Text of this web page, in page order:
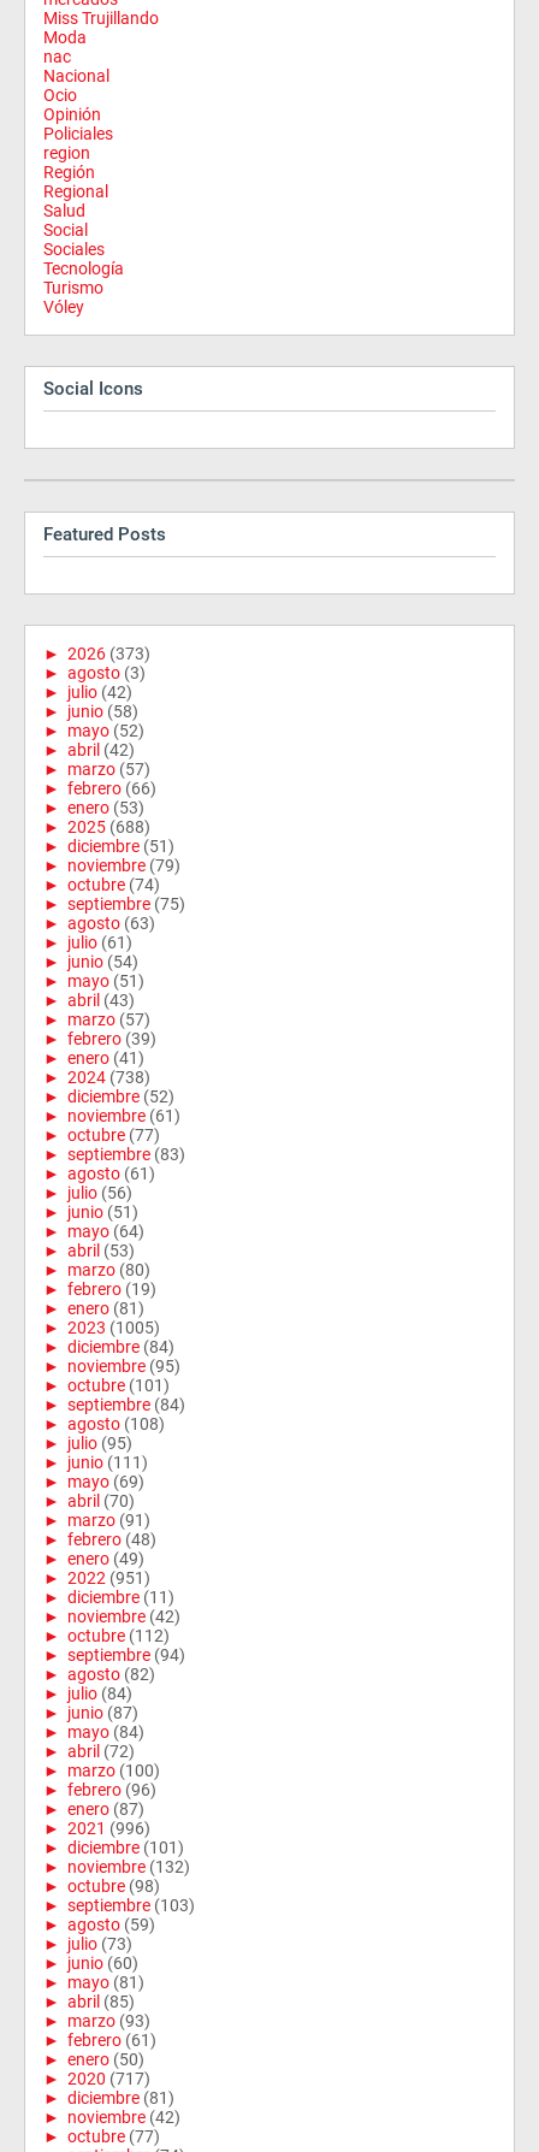
Miss Trujillando
Moda
nac
Nacional
Ocio
Opinión
Policiales
region
Región
Regional
Salud
Social
Sociales
Tecnología
Turismo
Vóley
Social Icons
Featured Posts
► 2026 (373)
► agosto (3)
► julio (42)
► junio (58)
► mayo (52)
► abril (42)
► marzo (57)
► febrero (66)
► enero (53)
► 2025 (688)
► diciembre (51)
► noviembre (79)
► octubre (74)
► septiembre (75)
► agosto (63)
► julio (61)
► junio (54)
► mayo (51)
► abril (43)
► marzo (57)
► febrero (39)
► enero (41)
► 2024 (738)
► diciembre (52)
► noviembre (61)
► octubre (77)
► septiembre (83)
► agosto (61)
► julio (56)
► junio (51)
► mayo (64)
► abril (53)
► marzo (80)
► febrero (19)
► enero (81)
► 2023 (1005)
► diciembre (84)
► noviembre (95)
► octubre (101)
► septiembre (84)
► agosto (108)
► julio (95)
► junio (111)
► mayo (69)
► abril (70)
► marzo (91)
► febrero (48)
► enero (49)
► 2022 (951)
► diciembre (11)
► noviembre (42)
► octubre (112)
► septiembre (94)
► agosto (82)
► julio (84)
► junio (87)
► mayo (84)
► abril (72)
► marzo (100)
► febrero (96)
► enero (87)
► 2021 (996)
► diciembre (101)
► noviembre (132)
► octubre (98)
► septiembre (103)
► agosto (59)
► julio (73)
► junio (60)
► mayo (81)
► abril (85)
► marzo (93)
► febrero (61)
► enero (50)
► 2020 (717)
► diciembre (81)
► noviembre (42)
► octubre (77)